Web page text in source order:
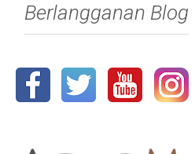
Berlangganan Blog